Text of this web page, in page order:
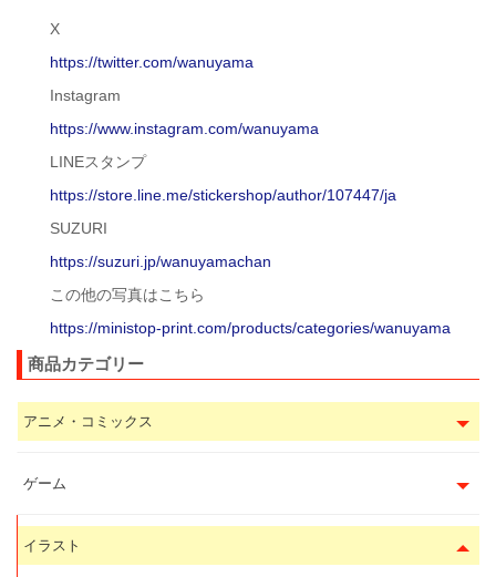
X
https://twitter.com/wanuyama
Instagram
https://www.instagram.com/wanuyama
LINEスタンプ
https://store.line.me/stickershop/author/107447/ja
SUZURI
https://suzuri.jp/wanuyamachan
この他の写真はこちら
https://ministop-print.com/products/categories/wanuyama
商品カテゴリー
アニメ・コミックス
ゲーム
イラスト